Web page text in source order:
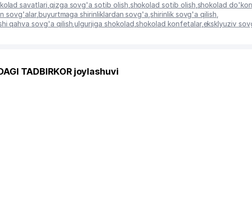
savatlari qizga sovg'a sotib olish shokolad sotib olish shokolad
sovg'alar,buyurtmaga shirinliklardan sovg'a ,shirinlik sovg'a qilish
qahva sovg'a qilish ,ulgurjiga shokolad ,shokolad konfetalar,eksklyuziv
TADBIRKOR joylashuvi